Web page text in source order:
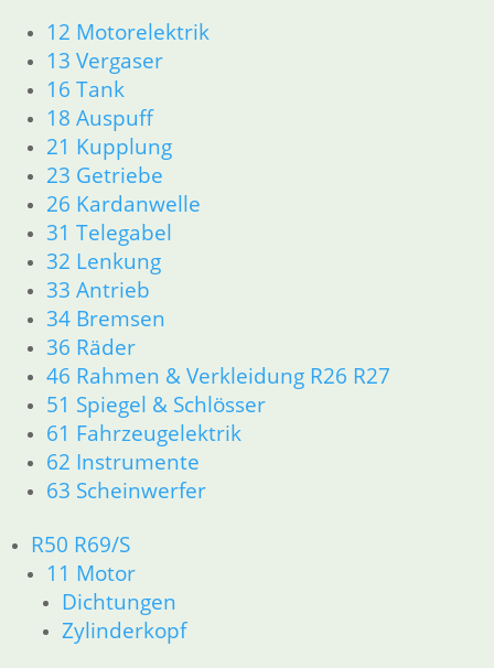
12 Motorelektrik
13 Vergaser
16 Tank
18 Auspuff
21 Kupplung
23 Getriebe
26 Kardanwelle
31 Telegabel
32 Lenkung
33 Antrieb
34 Bremsen
36 Räder
46 Rahmen & Verkleidung R26 R27
51 Spiegel & Schlösser
61 Fahrzeugelektrik
62 Instrumente
63 Scheinwerfer
R50 R69/S
11 Motor
Dichtungen
Zylinderkopf
Kontakt
Warenkorb
Mein Konto
Links
Newsletter Anmeldung
Newsletter Abmeldung
Information
Impressum
AGB
Datenschutzerklärung
Zahlung und Lieferung
Cookie-Richtlinie (EU)
Widerrufsbelehrung
Vertrag widerrufen
Teilesuche und Referenzummern